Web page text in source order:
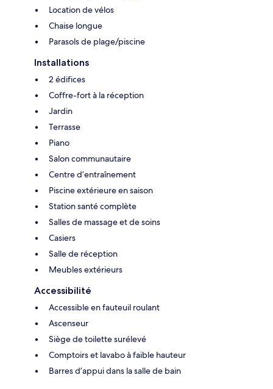
Location de vélos
Chaise longue
Parasols de plage/piscine
Installations
2 édifices
Coffre-fort à la réception
Jardin
Terrasse
Piano
Salon communautaire
Centre d’entraînement
Piscine extérieure en saison
Station santé complète
Salles de massage et de soins
Casiers
Salle de réception
Meubles extérieurs
Accessibilité
Accessible en fauteuil roulant
Ascenseur
Siège de toilette surélevé
Comptoirs et lavabo à faible hauteur
Barres d’appui dans la salle de bain